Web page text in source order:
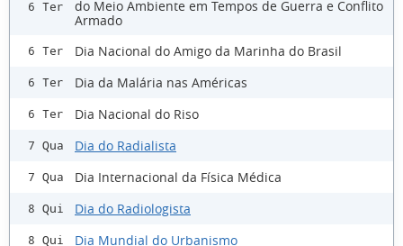
6 Ter
do Meio Ambiente em Tempos de Guerra e Conflito
Armado
6 Ter Dia Nacional do Amigo da Marinha do Brasil
6 Ter Dia da Malária nas Américas
6 Ter Dia Nacional do Riso
7 Qua Dia do Radialista
7 Qua Dia Internacional da Física Médica
8 Qui Dia do Radiologista
8 Qui Dia Mundial do Urbanismo